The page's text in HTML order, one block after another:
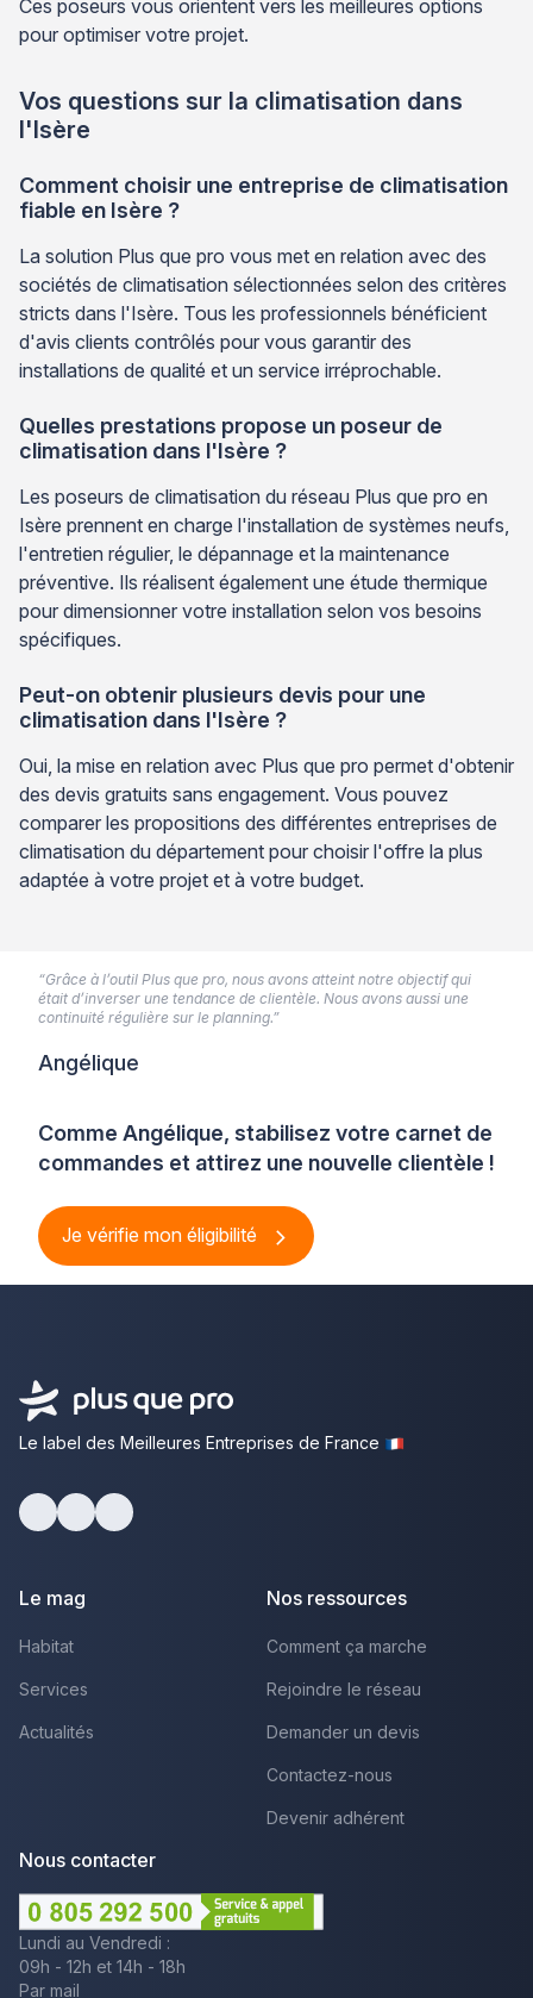
Ces poseurs vous orientent vers les meilleures options
pour optimiser votre projet.
Vos questions sur la climatisation dans
l'Isère
Comment choisir une entreprise de climatisation
fiable en Isère ?
La solution Plus que pro vous met en relation avec des
sociétés de climatisation sélectionnées selon des critères
stricts dans l'Isère. Tous les professionnels bénéficient
d'avis clients contrôlés pour vous garantir des
installations de qualité et un service irréprochable.
Quelles prestations propose un poseur de
climatisation dans l'Isère ?
Les poseurs de climatisation du réseau Plus que pro en
Isère prennent en charge l'installation de systèmes neufs,
l'entretien régulier, le dépannage et la maintenance
préventive. Ils réalisent également une étude thermique
pour dimensionner votre installation selon vos besoins
spécifiques.
Peut-on obtenir plusieurs devis pour une
climatisation dans l'Isère ?
Oui, la mise en relation avec Plus que pro permet d'obtenir
des devis gratuits sans engagement. Vous pouvez
comparer les propositions des différentes entreprises de
climatisation du département pour choisir l'offre la plus
adaptée à votre projet et à votre budget.
Comme Angélique, stabilisez votre carnet de
commandes et attirez une nouvelle clientèle !
Je vérifie mon éligibilité
“Grâce à l’outil Plus que pro, nous avons atteint notre objectif qui
était d’inverser une tendance de clientèle. Nous avons aussi une
continuité régulière sur le planning.”
Angélique
Le label des Meilleures Entreprises de France
Le mag
Habitat
Services
Actualités
Nos ressources
Comment ça marche
Rejoindre le réseau
Demander un devis
Contactez-nous
Devenir adhérent
Nous contacter
Lundi au Vendredi :
09h - 12h et 14h - 18h
Par mail